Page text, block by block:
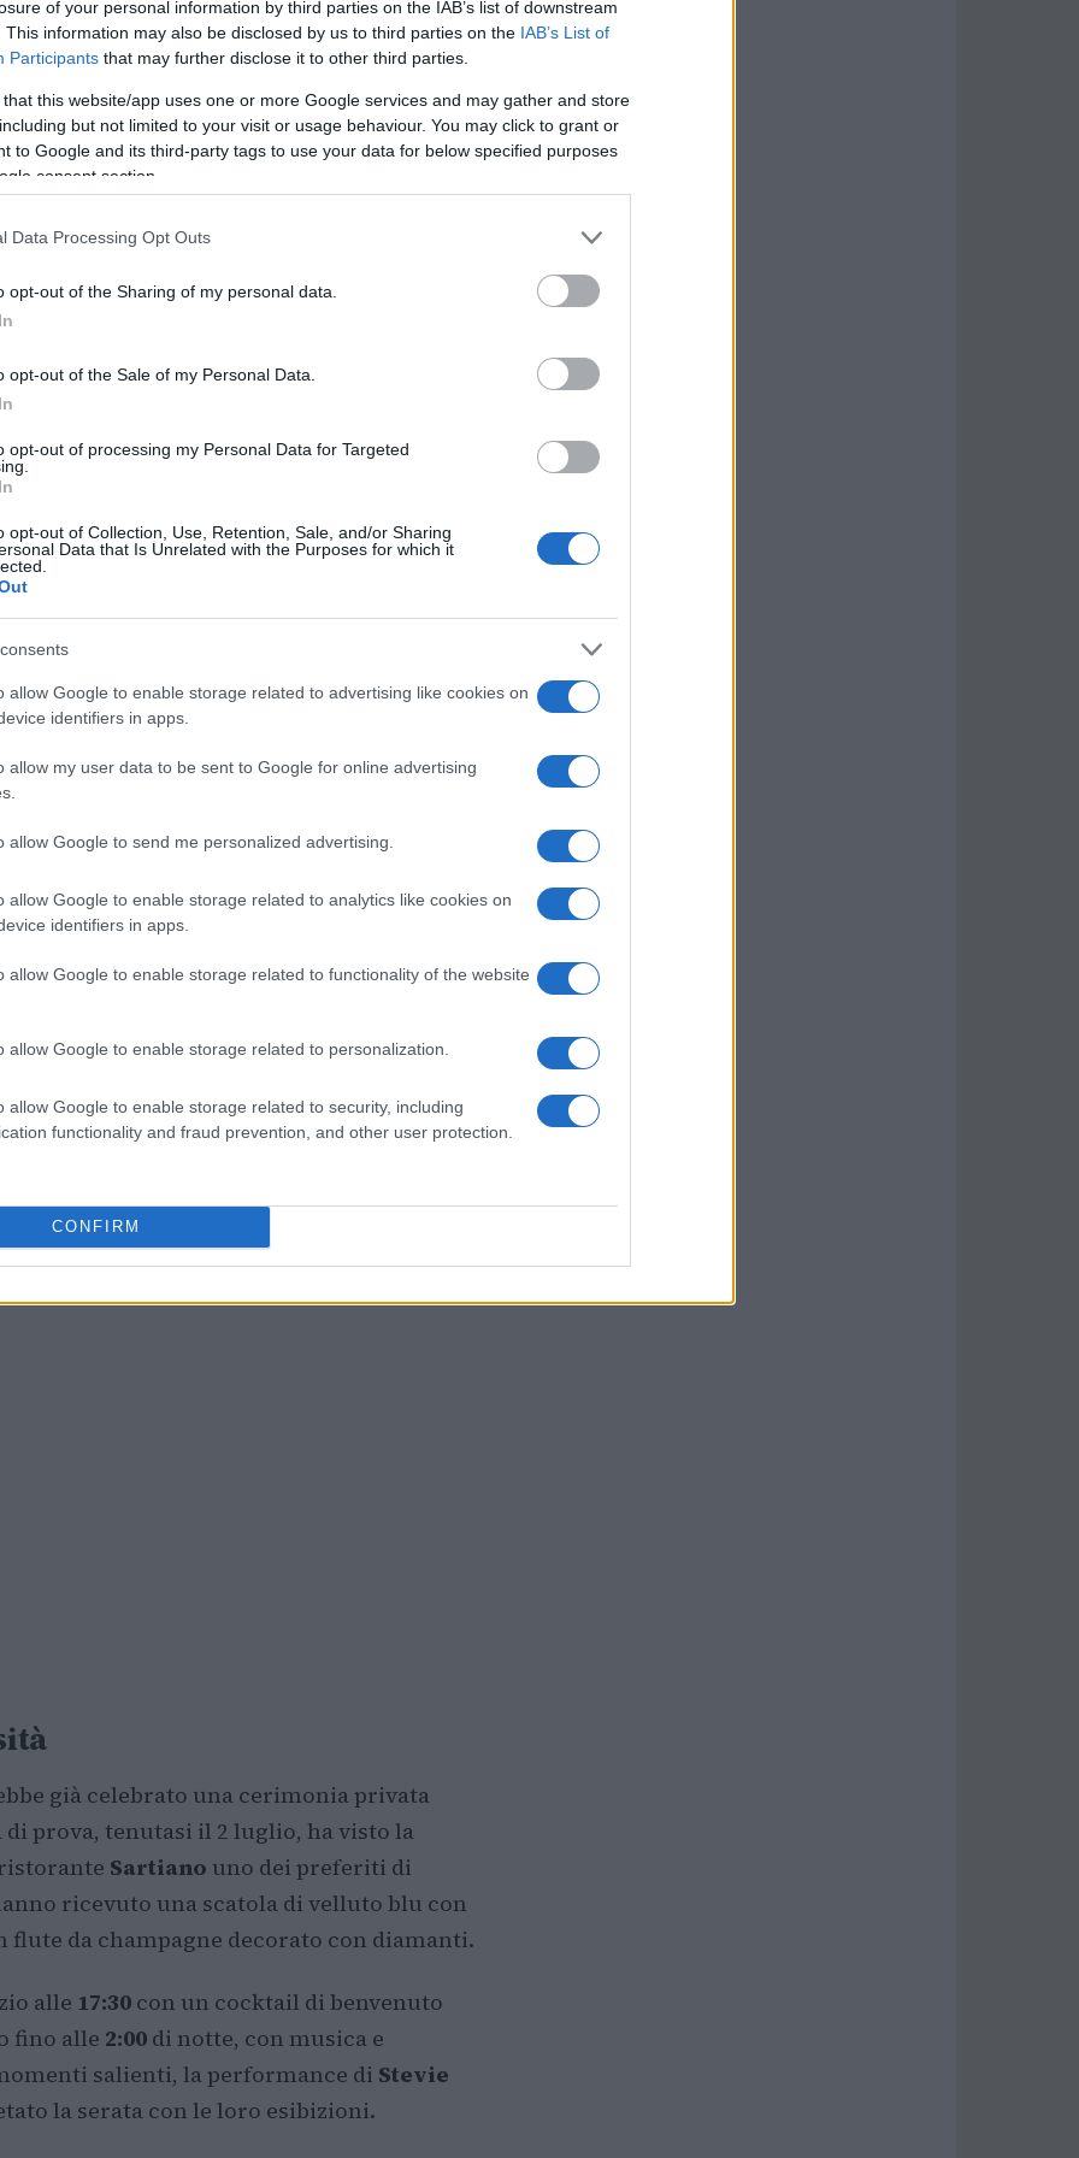
of your personal information by third parties on the IAB’s list of downstream
This information may also be disclosed by us to third parties on the IAB’s List of
Participants that may further disclose it to other third parties.
that this website/app uses one or more Google services and may gather and store
but not limited to your visit or usage behaviour. You may click to grant or
to Google and its third-party tags to use your data for below specified purposes
consent section.
Data Processing Opt Outs
opt-out of the Sharing of my personal data.
opt-out of the Sale of my Personal Data.
opt-out of processing my Personal Data for Targeted
opt-out of Collection, Use, Retention, Sale, and/or Sharing
Data that Is Unrelated with the Purposes for which it
allow Google to enable storage related to advertising like cookies on
identifiers in apps.
allow my user data to be sent to Google for online advertising
allow Google to send me personalized advertising.
allow Google to enable storage related to analytics like cookies on
identifiers in apps.
allow Google to enable storage related to functionality of the website
allow Google to enable storage related to personalization.
allow Google to enable storage related to security, including
functionality and fraud prevention, and other user protection.
CONFIRM
l’arena in un giardino da favola,
Adam Sandler
Ed SheeraneCamila Cabello. La sposa
Couture
Le scarpe, realizzate daChristian
completato il look degli sposi.
ha visto la partecipazione di
spettacolo. Tra gli ospiti più illustri, oltre ai
fratello maggiore di Travis e best man,
che ha ricoperto il ruolo di damigello
l’attenzione dei fan è stato l’
colore preferito di Taylor Swift, spesso
Madison Square Gardencome location
ha garantito la massima privacy agli
già celebrato una cerimonia privata
prova, tenutasi il 2 luglio, ha visto la
Sartiano uno dei preferiti di
ricevuto una scatola di velluto blu con
da champagne decorato con diamanti.
alle 17:30 con un cocktail di benvenuto
fino alle 2:00 di notte, con musica e
salienti, la performance di Stevie
la serata con le loro esibizioni.